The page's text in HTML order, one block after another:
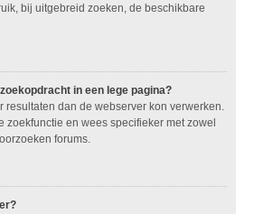
bij uitgebreid zoeken, de beschikbare
in een lege pagina?
resultaten dan de webserver kon verwerken.
zoekfunctie en wees specifieker met zowel
forums.